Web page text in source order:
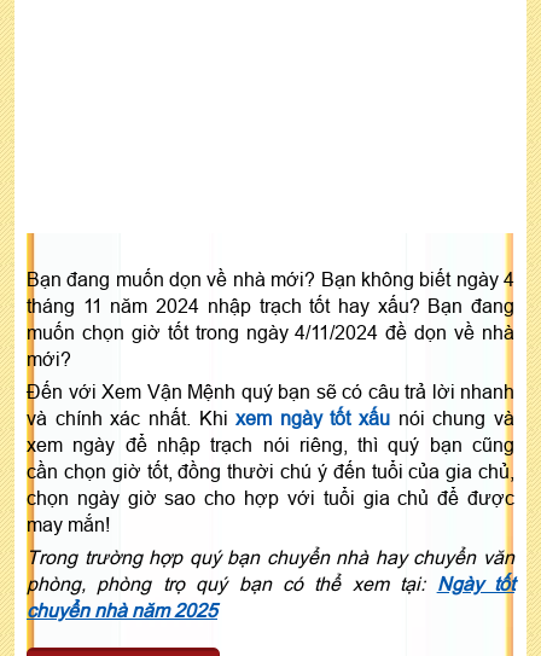
Bạn đang muốn dọn về nhà mới? Bạn không biết ngày 4
tháng 11 năm 2024 nhập trạch tốt hay xấu? Bạn đang
muốn chọn giờ tốt trong ngày 4/11/2024 đề dọn về nhà
mới?
Đến với Xem Vận Mệnh quý bạn sẽ có câu trả lời nhanh
và chính xác nhất. Khixem ngày tốt xấu nói chung và
xem ngày để nhập trạch nói riêng, thì quý bạn cũng
cần chọn giờ tốt, đồng thười chú ý đến tuổi của gia chủ,
chọn ngày giờ sao cho hợp với tuổi gia chủ để được
may mắn!
Trong trường hợp quý bạn chuyển nhà hay chuyển văn
phòng, phòng trọ quý bạn có thể xem tại: Ngày tốt
chuyển nhà năm 2025